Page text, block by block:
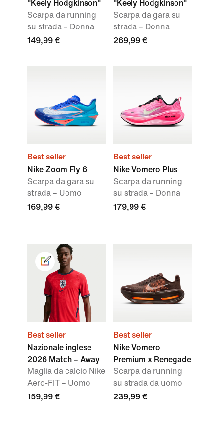
"Keely Hodgkinson"
Scarpa da running
su strada – Donna
149,99 €
"Keely Hodgkinson"
Scarpa da gara su
strada – Donna
269,99 €
Best seller
Nike Zoom Fly 6
Scarpa da gara su
strada – Uomo
169,99 €
Best seller
Nike Vomero Plus
Scarpa da running
su strada – Donna
179,99 €
Best seller
Nazionale inglese
2026 Match – Away
Maglia da calcio Nike
Aero-FIT – Uomo
159,99 €
Best seller
Nike Vomero
Premium x Renegade
Scarpa da running
su strada da uomo
239,99 €